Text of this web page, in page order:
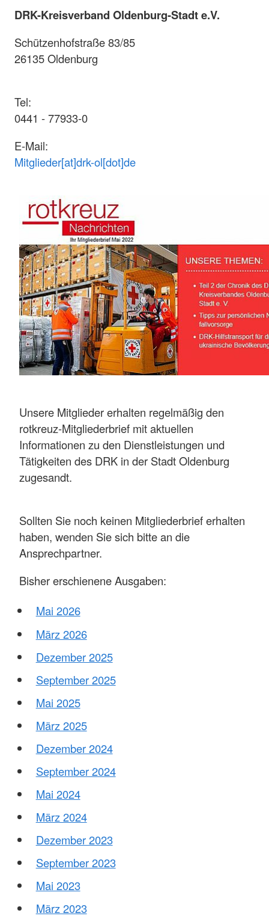
DRK-Kreisverband Oldenburg-Stadt e.V.
Schützenhofstraße 83/85
26135 Oldenburg
Tel:
0441 - 77933-0
E-Mail:
Mitglieder[at]drk-ol[dot]de
Unsere Mitglieder erhalten regelmäßig den
rotkreuz-Mitgliederbrief mit aktuellen
Informationen zu den Dienstleistungen und
Tätigkeiten des DRK in der Stadt Oldenburg
zugesandt.
Sollten Sie noch keinen Mitgliederbrief erhalten
haben, wenden Sie sich bitte an die
Ansprechpartner.
Bisher erschienene Ausgaben:
Mai 2026
März 2026
Dezember 2025
September 2025
Mai 2025
März 2025
Dezember 2024
September 2024
Mai 2024
März 2024
Dezember 2023
September 2023
Mai 2023
März 2023